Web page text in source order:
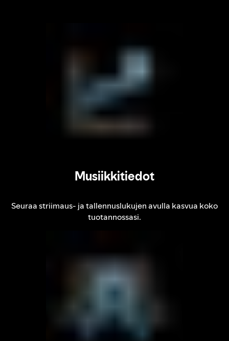
Musiikkitiedot
Seuraa striimaus‑ ja tallennuslukujen avulla kasvua koko
tuotannossasi.